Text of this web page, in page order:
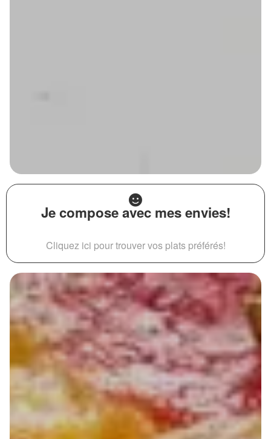
Je compose avec mes envies!
Cliquez ici pour trouver vos plats préférés!